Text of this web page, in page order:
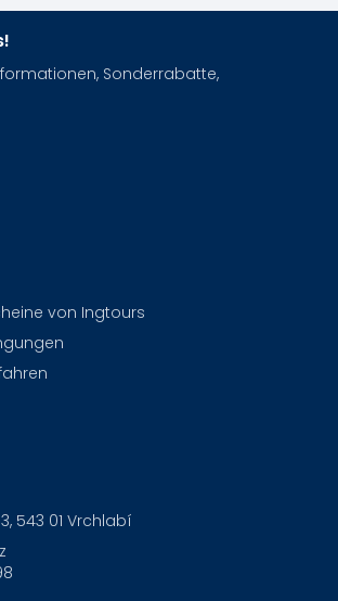
Sonderrabatte,
von Ingtours
543 01 Vrchlabí